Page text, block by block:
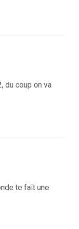
du coup on va
te fait une